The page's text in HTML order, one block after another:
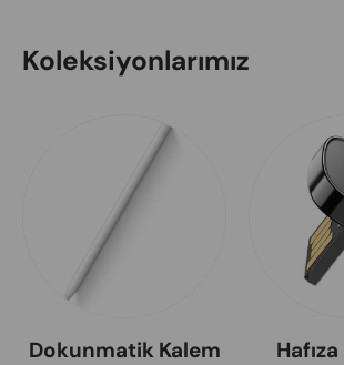
Koleksiyonlarımız
Dokunmatik Kalem